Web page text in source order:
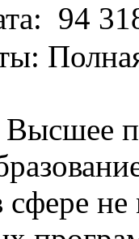
94
не